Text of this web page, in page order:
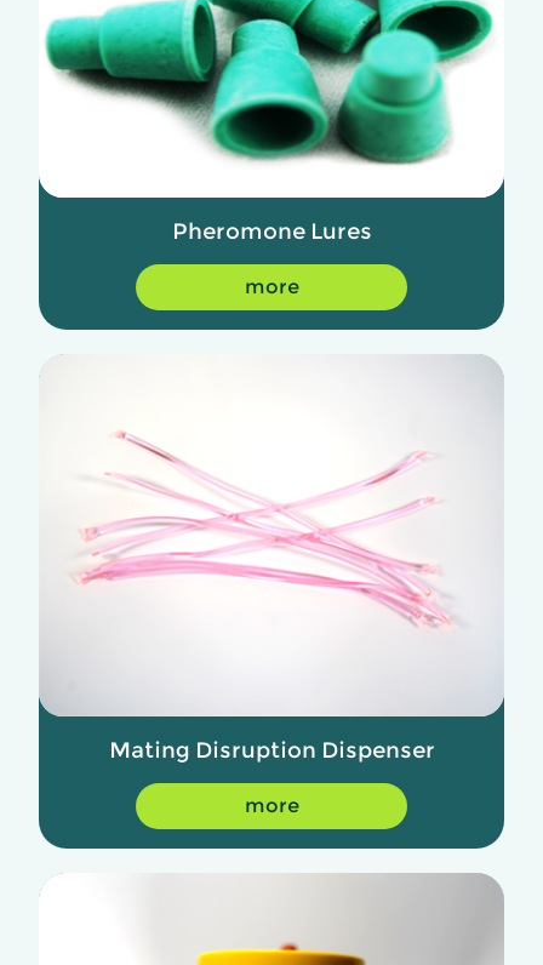
Pheromone Lures
more
Mating Disruption Dispenser
more